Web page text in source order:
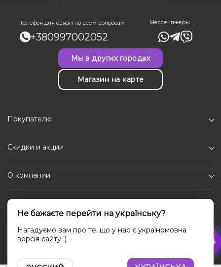
Телефон для связи по всем вопросам
+380997002052
Мессенджеры
Мы в других городах
Магазин на карте
Покупателю
Скидки и акции
О компании
Каталог
Социальные сети
Не бажаєте перейти на українську?
Нагадуємо вам про те, що у нас є україномовна
версія сайту ;)